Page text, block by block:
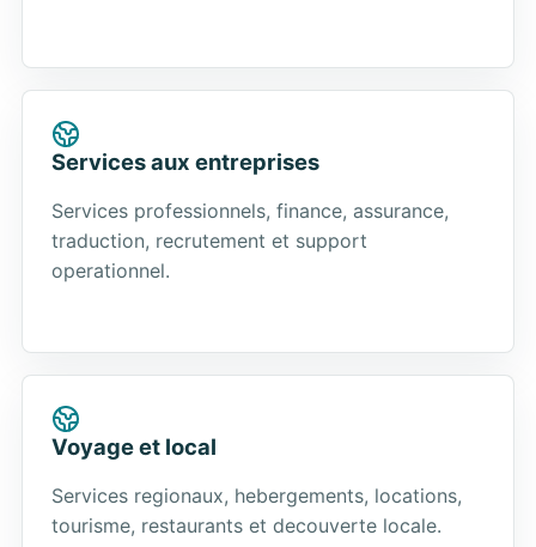
Services aux entreprises
Services professionnels, finance, assurance,
traduction, recrutement et support
operationnel.
Voyage et local
Services regionaux, hebergements, locations,
tourisme, restaurants et decouverte locale.